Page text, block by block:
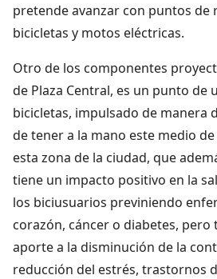
pretende avanzar con puntos de
bicicletas y motos eléctricas.
Otro de los componentes
de Plaza Central, es un punto de
bicicletas, impulsado de manera
de tener a la mano este medio
esta zona de la ciudad, que
tiene un impacto positivo en la
los biciusuarios previniendo
corazón, cáncer o diabetes, pero
aporte a la disminución de la
reducción del estrés, trastornos